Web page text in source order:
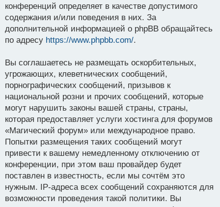
конференций определяет в качестве допустимого
содержания и/или поведения в них. За
дополнительной информацией о phpBB обращайтесь
по адресу https://www.phpbb.com/.
Вы соглашаетесь не размещать оскорбительных,
угрожающих, клеветнических сообщений,
порнографических сообщений, призывов к
национальной розни и прочих сообщений, которые
могут нарушить законы вашей страны, страны,
которая предоставляет услуги хостинга для форумов
«Магический форум» или международное право.
Попытки размещения таких сообщений могут
привести к вашему немедленному отключению от
конференции, при этом ваш провайдер будет
поставлен в известность, если мы сочтём это
нужным. IP-адреса всех сообщений сохраняются для
возможности проведения такой политики. Вы